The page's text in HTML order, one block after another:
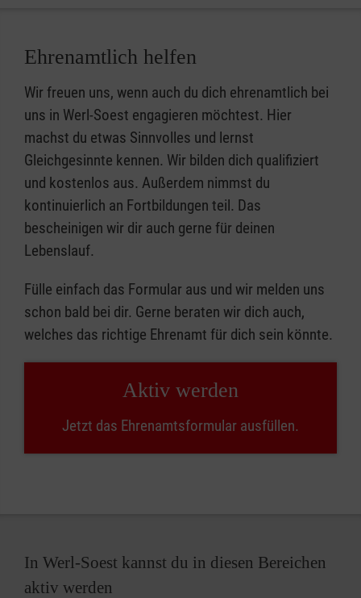
Ehrenamtlich helfen
Wir freuen uns, wenn auch du dich ehrenamtlich bei
uns in Werl-Soest engagieren möchtest. Hier
machst du etwas Sinnvolles und lernst
Gleichgesinnte kennen. Wir bilden dich qualifiziert
und kostenlos aus. Außerdem nimmst du
kontinuierlich an Fortbildungen teil. Das
bescheinigen wir dir auch gerne für deinen
Lebenslauf.
Fülle einfach das Formular aus und wir melden uns
schon bald bei dir. Gerne beraten wir dich auch,
welches das richtige Ehrenamt für dich sein könnte.
Aktiv werden
Jetzt das Ehrenamtsformular ausfüllen.
In Werl-Soest kannst du in diesen Bereichen
aktiv werden